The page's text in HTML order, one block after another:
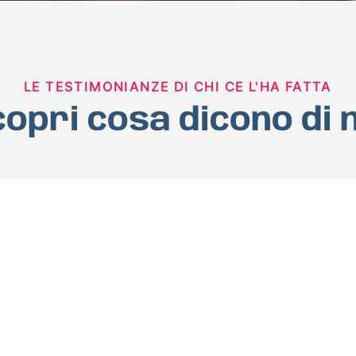
LE TESTIMONIANZE DI CHI CE L'HA FATTA
cosa dicono di